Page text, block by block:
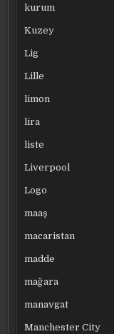
kurum
Kuzey
Lig
Lille
limon
lira
liste
Liverpool
Logo
maaş
macaristan
madde
mağara
manavgat
Manchester City